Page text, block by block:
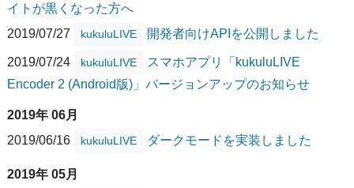
イトが黒くなった方へ
2019/07/27
kukuluLIVE 開発者向けAPIを公開しました
2019/07/24 kukuluLIVE
スマホアプリ「kukuluLIVE
Encoder 2 (Android版)」バージョンアップのお知らせ
2019年 06月
2019/06/16
kukuluLIVE ダークモードを実装しました
2019年 05月